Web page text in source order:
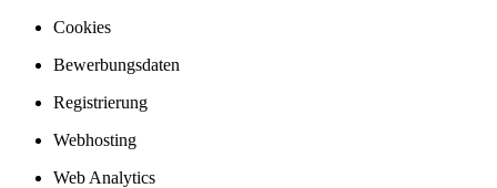
Cookies
Bewerbungsdaten
Registrierung
Webhosting
Web Analytics